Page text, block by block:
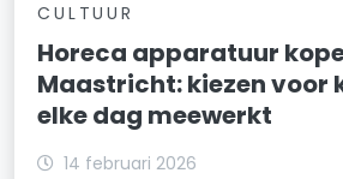
CULTUUR
Horeca apparatuur
Maastricht: kiezen voor
elke dag meewerkt
14 februari 2026